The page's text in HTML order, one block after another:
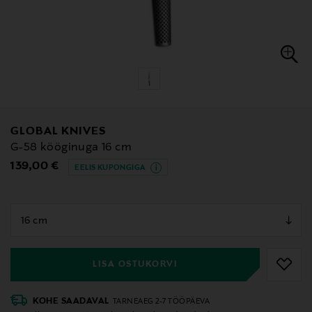
GLOBAL KNIVES
G-58 kööginuga 16 cm
Original Price
139,00 € EELIS KUPONGIGA
LISA OSTUKORVI
KOHE SAADAVAL TARNEAEG 2-7 TÖÖPÄEVA